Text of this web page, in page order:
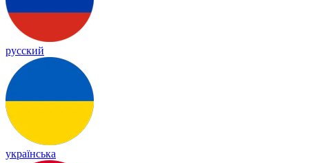
русский
українська